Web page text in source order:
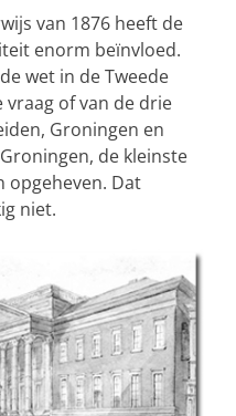
van 1876 heeft de
enorm beïnvloed.
wet in de Tweede
vraag of van de drie
Groningen en
de kleinste
opgeheven. Dat
niet.